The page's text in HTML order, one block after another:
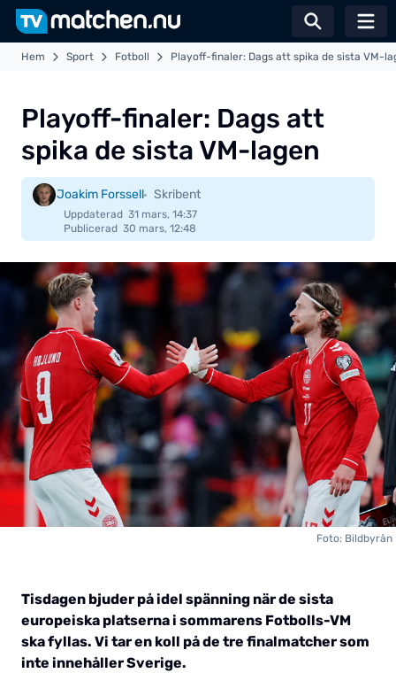
Växla
Hem Sport Fotboll Playoff-finaler: Dags att spika de sista VM-
Playoff-finaler: Dags att
spika de sista VM-lagen
Joakim Forssell Skribent
Uppdaterad 31 mars, 14:37
Publicerad 30 mars, 12:48
Foto: Bildbyrån
Tisdagen bjuder på idel spänning när de sista
europeiska platserna i sommarens Fotbolls-VM
ska fyllas. Vi tar en koll på de tre finalmatcher som
inte innehåller Sverige.